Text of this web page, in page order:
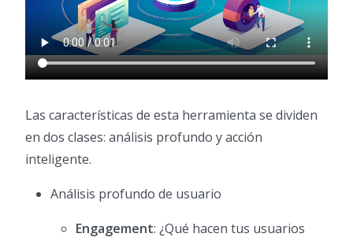
Las características de esta herramienta se dividen
en dos clases: análisis profundo y acción
inteligente.
Análisis profundo de usuario
Engagement: ¿Qué hacen tus usuarios